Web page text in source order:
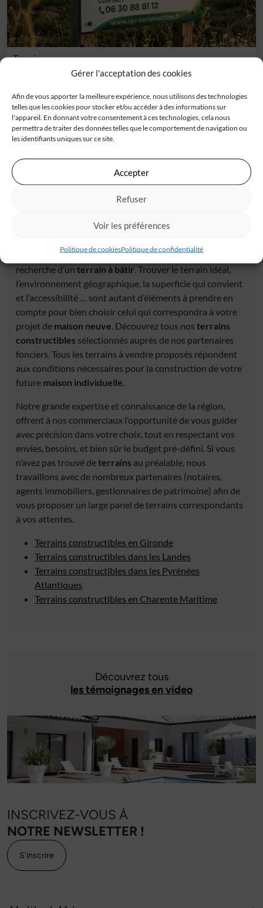
Gérer l'acceptation des cookies
Afin de vous apporter la meilleure expérience, nous utilisons des technologies
telles que les cookies pour stocker et/ou accéder à des informations sur
l'appareil. En donnant votre consentement à ces technologies, cela nous
permettra de traiter des données telles que le comportement de navigation ou
les identifiants uniques sur ce site.
Accepter
Refuser
Voir les préférences
Politique de cookiesPolitique de confidentialité
Terrain
Barran est un village[...]
42 000 €
Trouver un terrain constructible
Chaque projet de construction de maison démarre par la
recherche d’un terrain à bâtir. Trouver le terrain idéal,
l’environnement géographique, la superficie qui convient
et l’accessibilité … sont autant d’éléments à prendre en
compte pour bien choisir celui qui correspondra à votre
projet de maison neuve. Découvrez tous nos terrains
constructibles sélectionnés auprès de nos partenaires
fonciers. Tous les terrains à vendre proposés répondent
aux conditions nécessaires pour la construction de votre
future maison individuelle.
Notre grande expertise et connaissance de la région,
offrent à nos commerciaux l’opportunité de vous guider
avec précision dans votre choix, tout en respectant vos
envies, besoins, et bien sûr le budget pré-défini. Si vous
n’avez pas trouvé deterrains au préalable, nous
travaillons avec de nombreux partenaires (notaires,
agents immobiliers, gestionnaires de patrimoine) afin de
vous proposer un large panel de terrains correspondants
à vos attentes.
Terrains constructibles en Gironde
Terrains constructibles dans les Landes
Terrains constructibles dans les Pyrénées
Atlantiques
Terrains constructibles en Charente Maritime
Découvrez tous
les témoignages en video
INSCRIVEZ-VOUS À
NOTRE NEWSLETTER !
S'inscrire